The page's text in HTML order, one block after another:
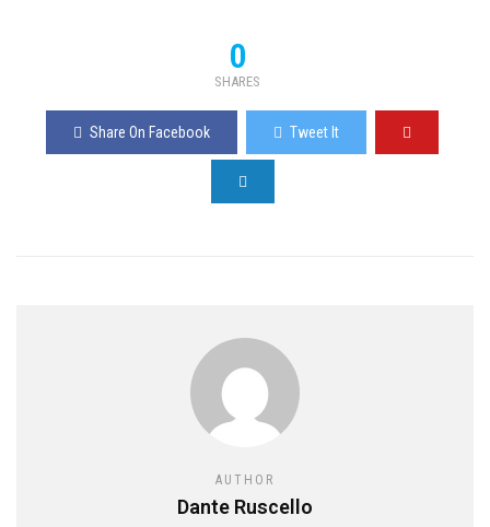
0
SHARES
Share On Facebook Tweet It
AUTHOR
Dante Ruscello